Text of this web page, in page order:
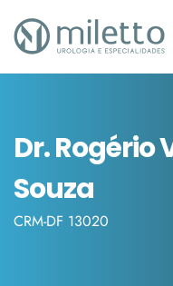
Dr. Rogério
Souza
CRM-DF 13020